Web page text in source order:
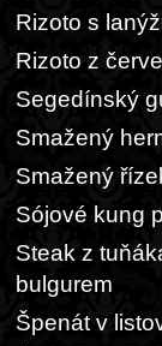
Rizoto s
Rizoto z
Segedínský
Smažený
Smažený
Sójové kung
Steak z
bulgurem
Špenát v